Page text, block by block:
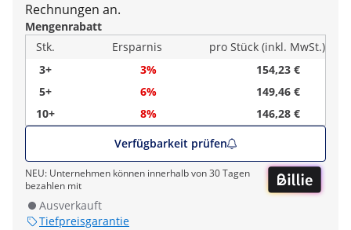
Rechnungen an.
Mengenrabatt
Stk.
Ersparnis
pro Stück (inkl. MwSt.)
3+
3%
154,23 €
5+
6%
149,46 €
10+
8%
146,28 €
Verfügbarkeit prüfen
NEU: Unternehmen können innerhalb von 30 Tagen
bezahlen mit
Ausverkauft
Tiefpreisgarantie